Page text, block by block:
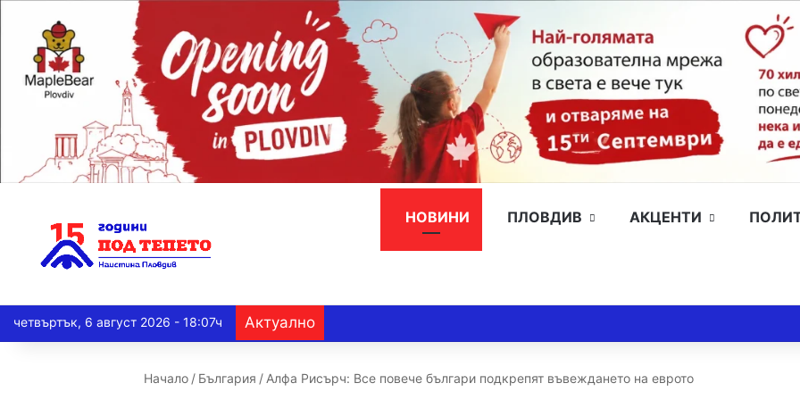
НОВИНИ ПЛОВДИВ АКЦЕНТИ
четвъртък, 6 август 2026 - 18:07ч Актуално
Начало / България / Алфа Рисърч: Все повече българи подкрепят въвеждането на еврото